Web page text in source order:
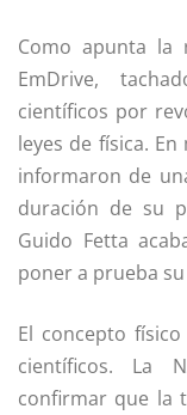
Como apunta la
EmDrive,
científicos por
leyes de física.
informaron de
duración de su
Guido Fetta
poner a prueba
El concepto
científicos. La
confirmar que la